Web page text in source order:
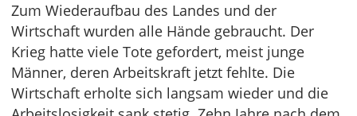
Zum Wiederaufbau des Landes und der
Wirtschaft wurden alle Hände gebraucht. Der
Krieg hatte viele Tote gefordert, meist junge
Männer, deren Arbeitskraft jetzt fehlte. Die
Wirtschaft erholte sich langsam wieder und die